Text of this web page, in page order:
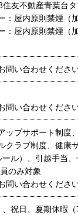
友不動産青葉台タ
：屋内原則禁煙（
：屋内原則禁煙（
い合わせください
い合わせください
ップサポート制度
クラブ制度、健康
ル）、引越手当
のみ対象
い合わせください
祝日、夏期休暇